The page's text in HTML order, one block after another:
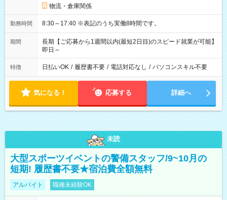
物流・倉庫関係
勤務時間 8:30～17:40 ※表記のうち実働8時間です。
期間
長期【ご応募から1週間以内(最短2日目)のスピード就業が可能】
即日～
特徴 日払いOK / 履歴書不要 / 電話対応なし / パソコンスキル不要
気になる！ 応募する 詳細へ
未読
大型スポーツイベントの警備スタッフ/9~10月の
短期! 履歴書不要★宿泊費全額無料
アルバイト 職種未経験OK